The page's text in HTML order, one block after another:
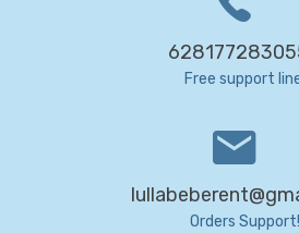
Free support
Orders Support!